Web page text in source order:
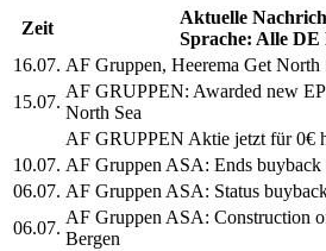
Zeit
Aktuelle
Sprache: Alle DE
16.07. AF Gruppen, Heerema Get North
15.07.
AF GRUPPEN: Awarded new
North Sea
AF GRUPPEN Aktie jetzt für 0€
10.07. AF Gruppen ASA: Ends
06.07. AF Gruppen ASA: Status
06.07.
AF Gruppen ASA: Construction
Bergen